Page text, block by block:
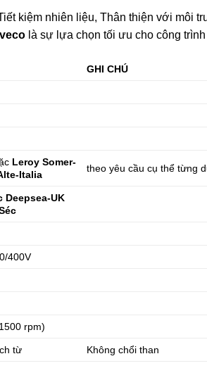
kiệm nhiên liệu, Thân thiện với môi
là sự lựa chọn tối ưu cho công
GHI CHÚ
Leroy Somer-
Italia
theo yêu cầu cụ thể từng
Deepsea-UK
400V
rpm)
từ Không chổi than